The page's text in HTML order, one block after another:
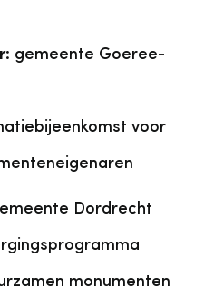
: gemeente Goeree-
voor
Dordrecht
monumenten